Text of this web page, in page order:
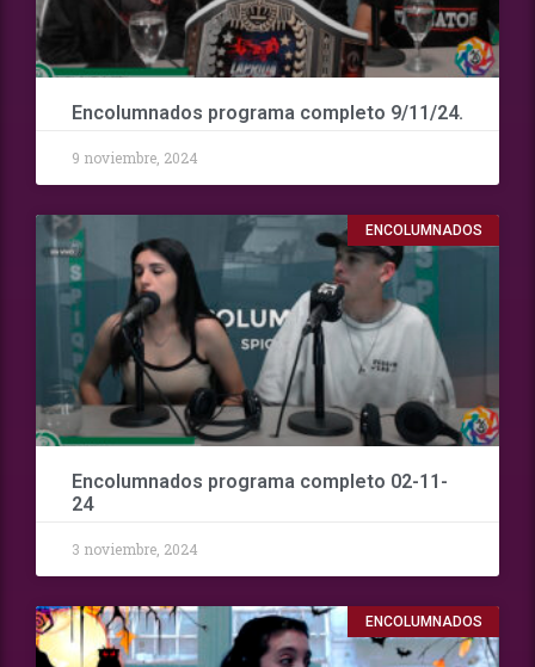
Encolumnados programa completo 9/11/24.
9 noviembre, 2024
ENCOLUMNADOS
Encolumnados programa completo 02-11-
24
3 noviembre, 2024
ENCOLUMNADOS